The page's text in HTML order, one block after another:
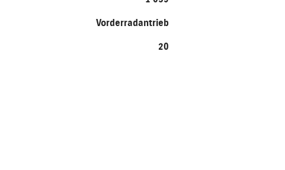
Vorderradantrieb
20